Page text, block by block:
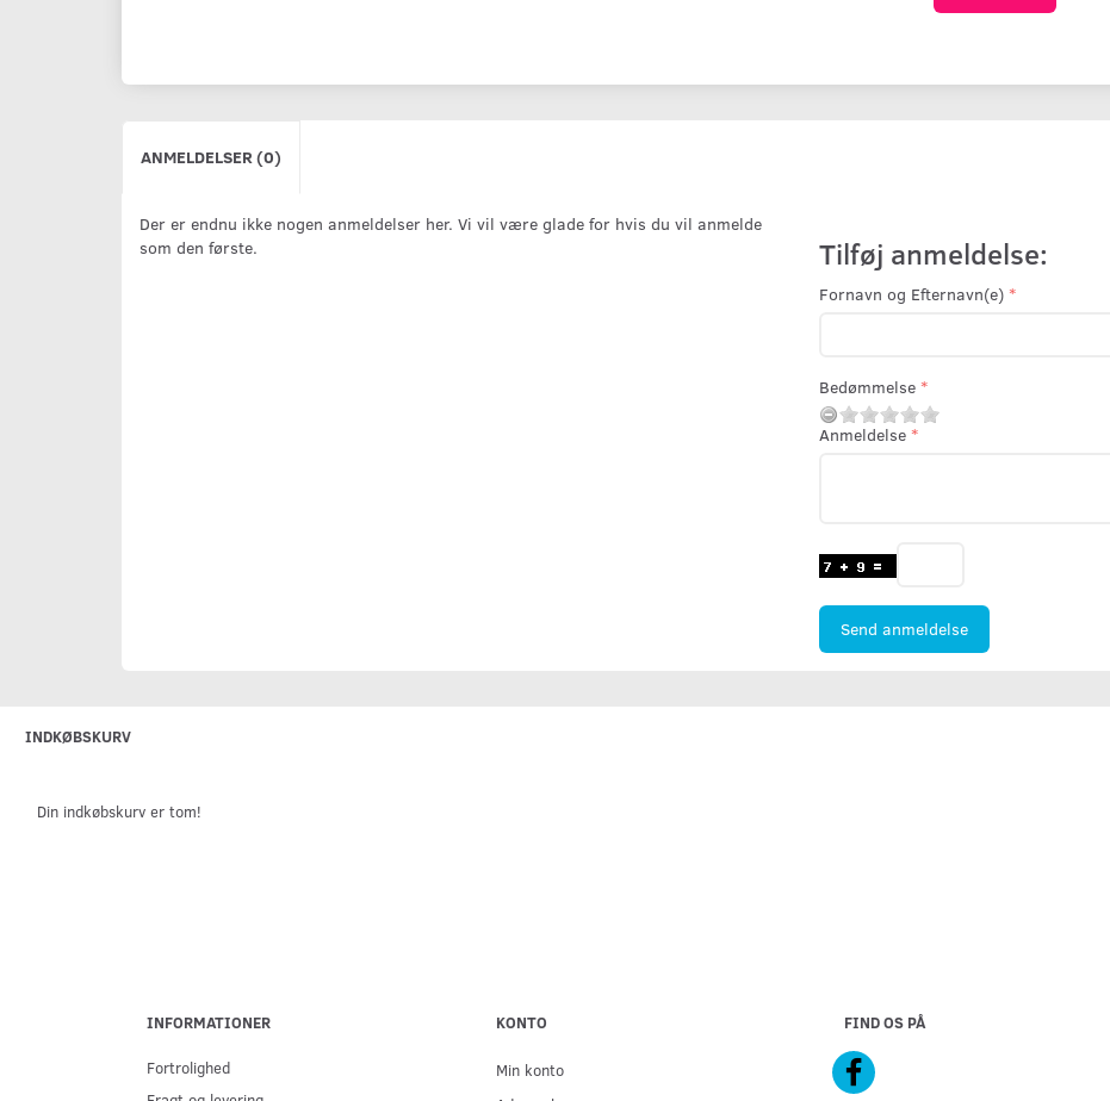
ANMELDELSER (0)
Der er endnu ikke nogen anmeldelser her. Vi vil være glade for hvis du vil anmelde
som den første.
Tilføj anmeldelse:
Fornavn og Efternavn(e)
Bedømmelse
Anmeldelse
Send anmeldelse
INDKØBSKURV
Din indkøbskurv er tom!
INFORMATIONER
Fortrolighed
KONTO
Min konto
FIND OS PÅ